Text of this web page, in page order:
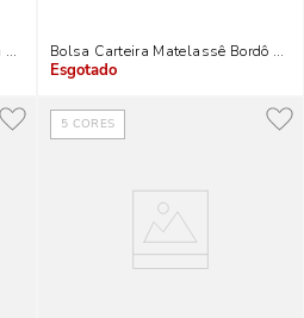
Corrente
Bolsa Carteira Matelassê Bordô
Indisponível
5 CORES